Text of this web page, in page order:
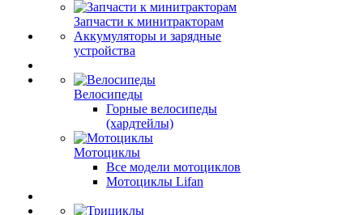
Запчасти к минитракторам
Аккумуляторы и зарядные
устройства
Велосипеды
Горные велосипеды
(хардтейлы)
Мотоциклы
Все модели мотоциклов
Мотоциклы Lifan